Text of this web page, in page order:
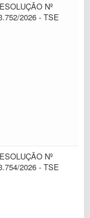
Nº
2026 - TSE
Nº
2026 - TSE